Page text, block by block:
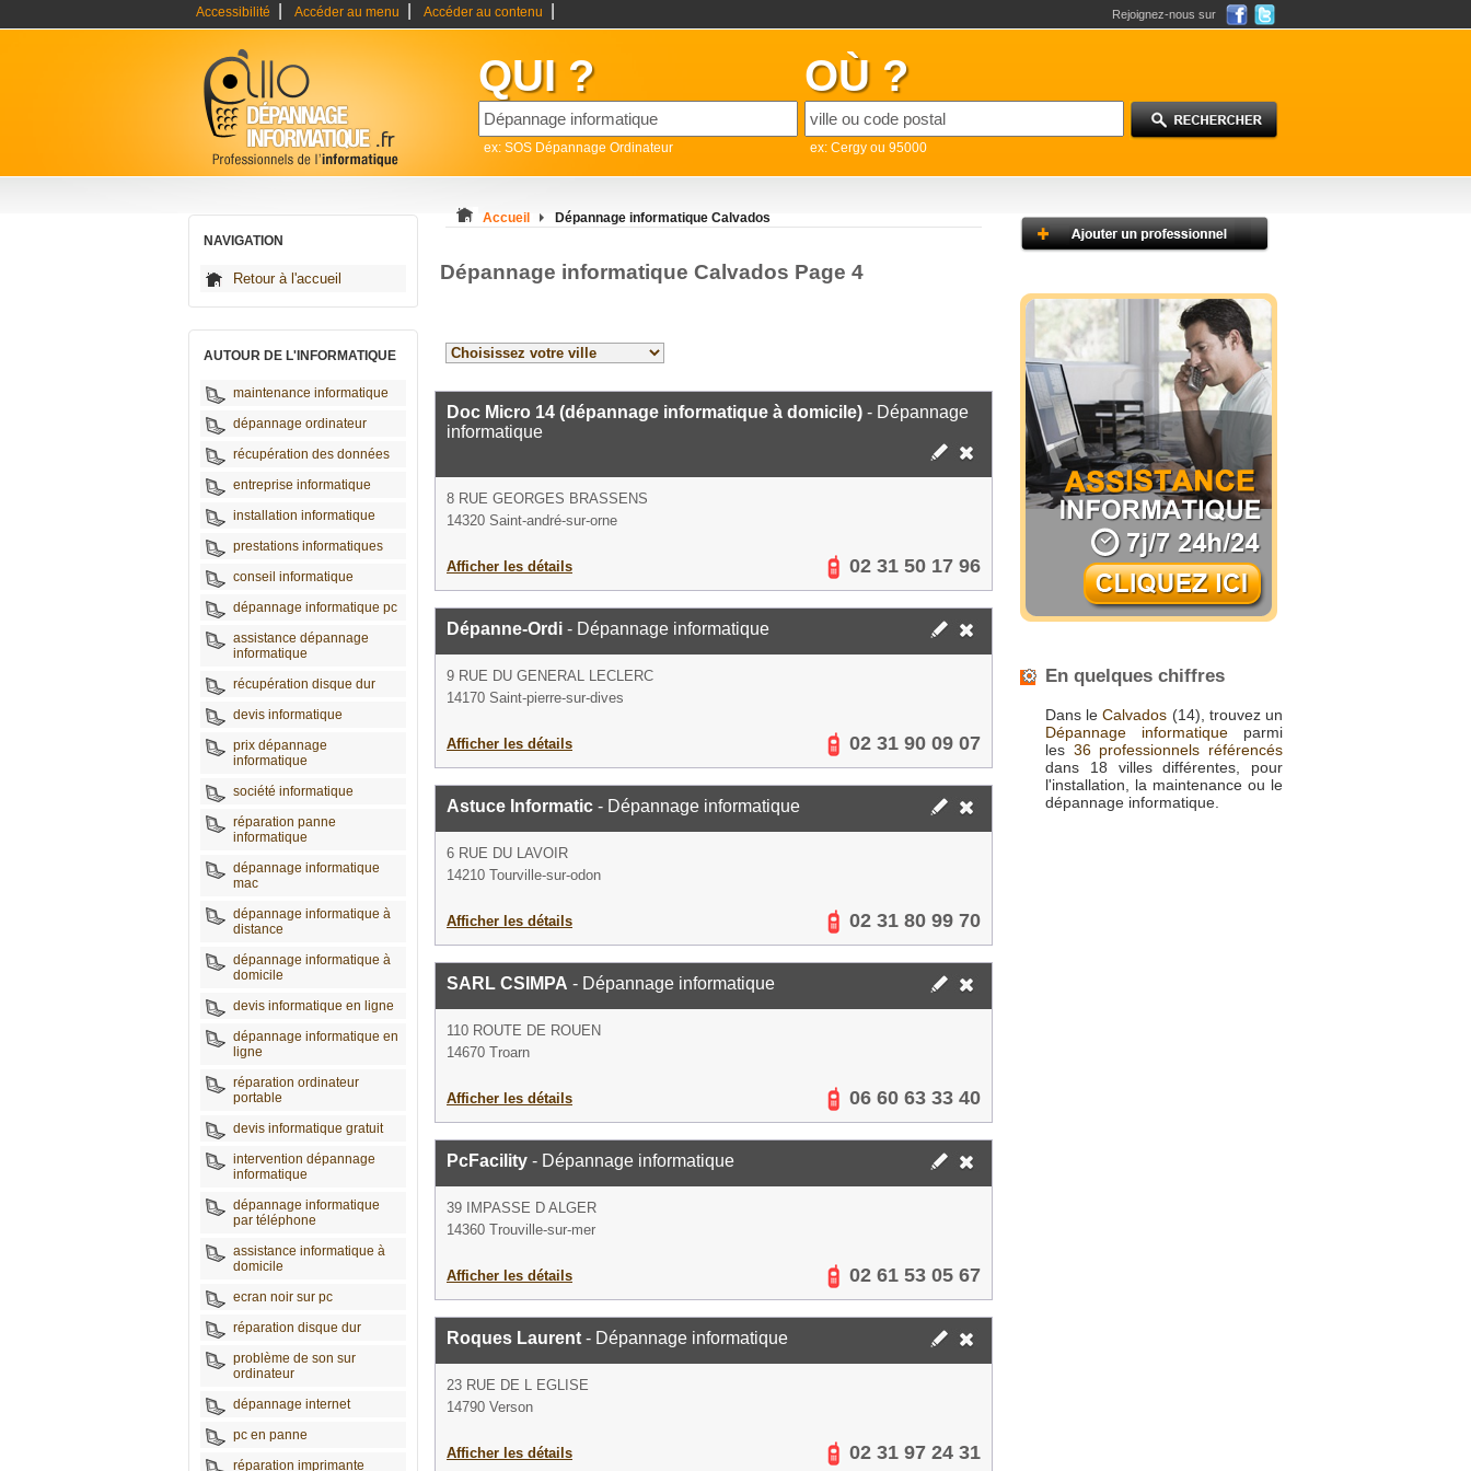
Accessibilité Accéder au menu Accéder au contenu Rejoignez-nous sur
QUI ?
ex: SOS Dépannage Ordinateur
OÙ ?
ex: Cergy ou 95000
NAVIGATION
Retour à l'accueil
AUTOUR DE L'INFORMATIQUE
maintenance informatique
dépannage ordinateur
récupération des données
entreprise informatique
installation informatique
prestations informatiques
conseil informatique
dépannage informatique pc
assistance dépannage
informatique
récupération disque dur
devis informatique
prix dépannage
informatique
société informatique
réparation panne
informatique
dépannage informatique
mac
dépannage informatique à
distance
dépannage informatique à
domicile
devis informatique en ligne
dépannage informatique en
ligne
réparation ordinateur
portable
devis informatique gratuit
intervention dépannage
informatique
dépannage informatique
par téléphone
assistance informatique à
domicile
ecran noir sur pc
réparation disque dur
problème de son sur
ordinateur
dépannage internet
pc en panne
réparation imprimante
Accueil Dépannage informatique Calvados
Dépannage informatique Calvados Page 4
Doc Micro 14 (dépannage informatique à domicile) - Dépannage
informatique
8 RUE GEORGES BRASSENS
14320 Saint-andré-sur-orne
Afficher les détails 02 31 50 17 96
Dépanne-Ordi - Dépannage informatique
9 RUE DU GENERAL LECLERC
14170 Saint-pierre-sur-dives
Afficher les détails 02 31 90 09 07
Astuce Informatic - Dépannage informatique
6 RUE DU LAVOIR
14210 Tourville-sur-odon
Afficher les détails 02 31 80 99 70
SARL CSIMPA - Dépannage informatique
110 ROUTE DE ROUEN
14670 Troarn
Afficher les détails 06 60 63 33 40
PcFacility - Dépannage informatique
39 IMPASSE D ALGER
14360 Trouville-sur-mer
Afficher les détails 02 61 53 05 67
Roques Laurent - Dépannage informatique
23 RUE DE L EGLISE
14790 Verson
Afficher les détails 02 31 97 24 31
En quelques chiffres
Dans leCalvados (14), trouvez un
Dépannage informatique parmi
les 36 professionnels référencés
dans 18 villes différentes, pour
l'installation, la maintenance ou le
dépannage informatique.